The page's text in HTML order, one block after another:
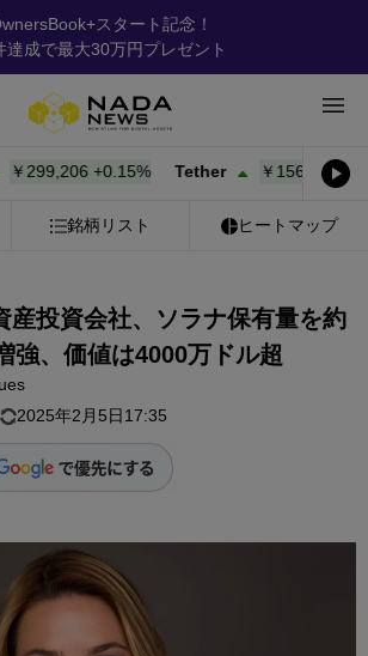
スタート記念！
達成で最大30万円プレゼント
299,206+0.15% Tether ￥156.78 0.02%
銘柄リスト ヒートマップ
産投資会社、ソラナ保有量を約
強、価値は4000万ドル超
2025年2月5日17:35